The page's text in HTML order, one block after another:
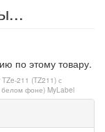
по этому товару.
211 (TZ211) с
фоне) MyLabel